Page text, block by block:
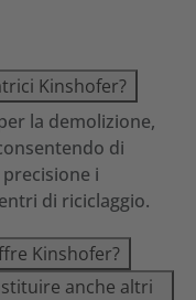
Kinshofer?
la demolizione,
di
i
di riciclaggio.
Kinshofer?
anche altri